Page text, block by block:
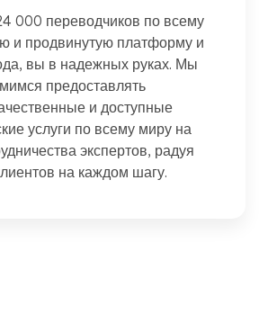
000 переводчиков по всему
и продвинутую платформу и
вы в надежных руках. Мы
предоставлять
и доступные
услуги по всему миру на
экспертов, радуя
на каждом шагу.